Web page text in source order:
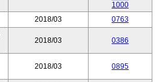
1000
2018/03
0763
2018/03 0386
2018/03 0895